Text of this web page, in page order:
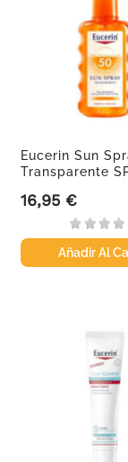
Eucerin Sun
Transparente
Precio
16,95 €
Añadir Al